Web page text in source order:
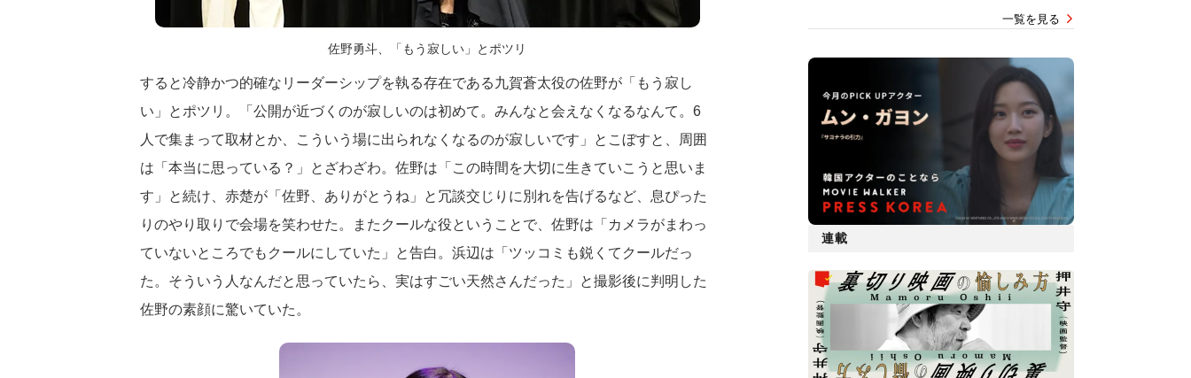
佐野勇斗、「もう寂しい」とポツリ
すると冷静かつ的確なリーダーシップを執る存在である九賀蒼太役の佐野が「もう寂し
い」とポツリ。「公開が近づくのが寂しいのは初めて。みんなと会えなくなるなんて。6
人で集まって取材とか、こういう場に出られなくなるのが寂しいです」とこぼすと、周囲
は「本当に思っている？」とざわざわ。佐野は「この時間を大切に生きていこうと思いま
す」と続け、赤楚が「佐野、ありがとうね」と冗談交じりに別れを告げるなど、息ぴった
りのやり取りで会場を笑わせた。またクールな役ということで、佐野は「カメラがまわっ
ていないところでもクールにしていた」と告白。浜辺は「ツッコミも鋭くてクールだっ
た。そういう人なんだと思っていたら、実はすごい天然さんだった」と撮影後に判明した
佐野の素顔に驚いていた。
一覧を見る
連載